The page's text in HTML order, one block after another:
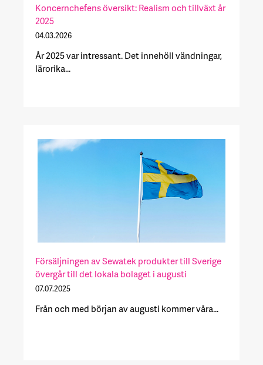
Koncernchefens översikt: Realism och tillväxt år
2025
04.03.2026
År 2025 var intressant. Det innehöll vändningar,
lärorika...
Försäljningen av Sewatek produkter till Sverige
övergår till det lokala bolaget i augusti
07.07.2025
Från och med början av augusti kommer våra...